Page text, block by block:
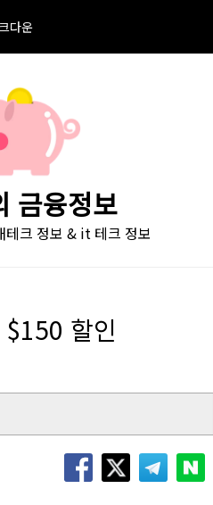
다운
금융정보
테크 정보 & it 테크 정보
할인